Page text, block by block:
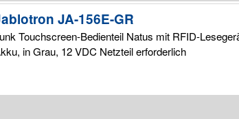
JA-156E-GR
Touchscreen-Bedienteil Natus mit RFID-
in Grau, 12 VDC Netzteil erforderlich